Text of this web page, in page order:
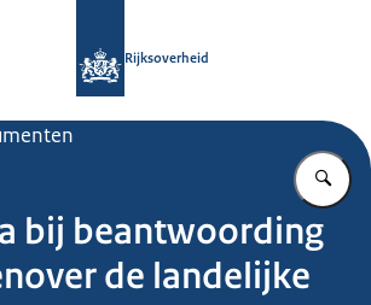
Rijksoverheid
bij beantwoording
de landelijke